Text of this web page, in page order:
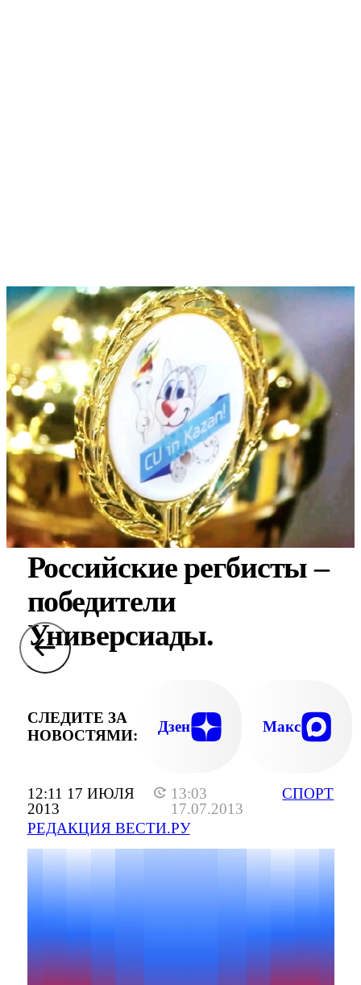
12:11 17 ИЮЛЯ
2013
13:03
17.07.2013
РЕДАКЦИЯ ВЕСТИ.РУ
СПОРТ
Российские регбисты –
победители
Универсиады.
СЛЕДИТЕ ЗА
НОВОСТЯМИ:
Дзен Макс